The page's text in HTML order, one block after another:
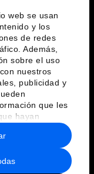
web se usan
y los
de redes
Además,
sobre el uso
nuestros
publicidad y
que les
hayan
que haya
de uso